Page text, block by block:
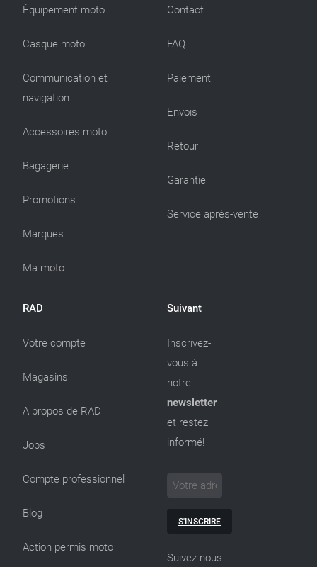
Équipement moto
Casque moto
Communication et
navigation
Accessoires moto
Bagagerie
Promotions
Marques
Ma moto
Contact
FAQ
Paiement
Envois
Retour
Garantie
Service après-vente
RAD
Votre compte
Magasins
A propos de RAD
Jobs
Compte professionnel
Blog
Action permis moto
Suivant
Inscrivez-
vous à
notre
newsletter
et restez
informé!
S'INSCRIRE
Suivez-nous